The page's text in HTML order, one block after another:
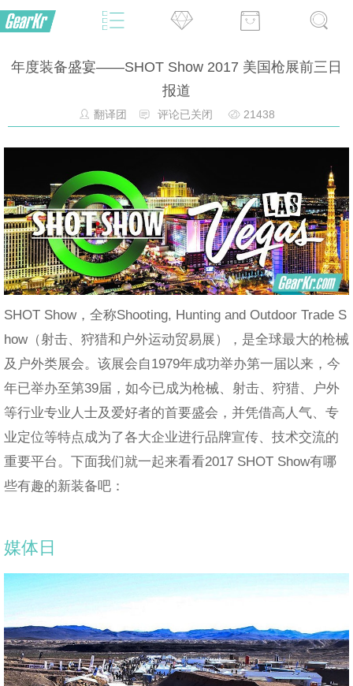
年度装备盛宴——SHOT Show 2017 美国枪展前三日
报道
翻译团 评论已关闭 21438
SHOT Show，全称Shooting, Hunting and Outdoor Trade S
how（射击、狩猎和户外运动贸易展），是全球最大的枪械
及户外类展会。该展会自1979年成功举办第一届以来，今
年已举办至第39届，如今已成为枪械、射击、狩猎、户外
等行业专业人士及爱好者的首要盛会，并凭借高人气、专
业定位等特点成为了各大企业进行品牌宣传、技术交流的
重要平台。下面我们就一起来看看2017 SHOT Show有哪
些有趣的新装备吧：
媒体日